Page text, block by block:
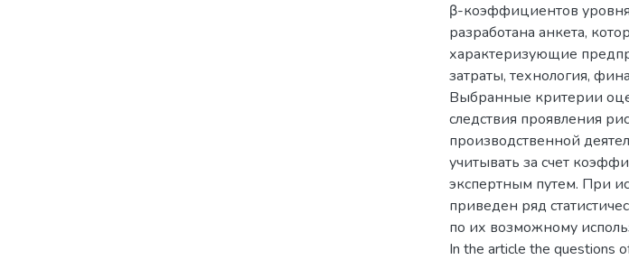
β-коэффициентов уровня
разработана анкета,
характеризующие
затраты, технология,
Выбранные критерии
следствия проявления
производственной
учитывать за счет
экспертным путем. При
приведен ряд
по их возможному
In the article the questions